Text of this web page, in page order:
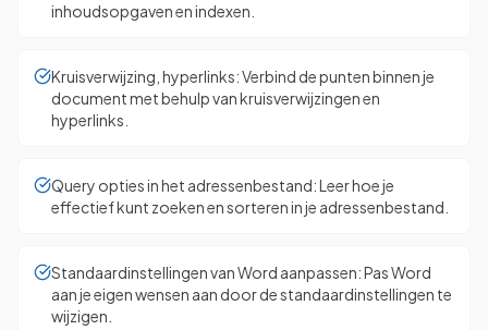
inhoudsopgaven en indexen.
Kruisverwijzing, hyperlinks: Verbind de punten binnen je
document met behulp van kruisverwijzingen en
hyperlinks.
Query opties in het adressenbestand: Leer hoe je
effectief kunt zoeken en sorteren in je adressenbestand.
Standaardinstellingen van Word aanpassen: Pas Word
aan je eigen wensen aan door de standaardinstellingen te
wijzigen.